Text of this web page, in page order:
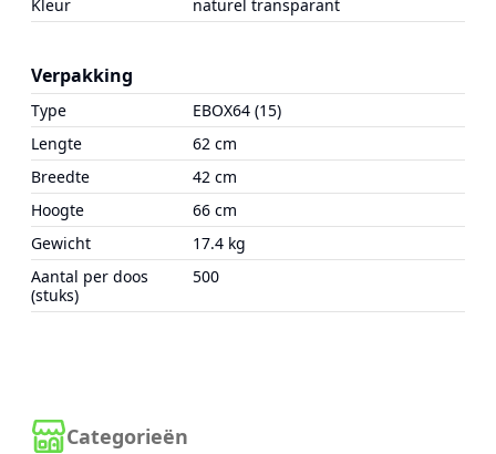
Categorieën
Kleur naturel transparant
Verpakking
Type
EBOX64 (15)
Lengte
62 cm
Breedte
42 cm
Hoogte
66 cm
Gewicht
17.4 kg
Aantal per doos
(stuks)
500